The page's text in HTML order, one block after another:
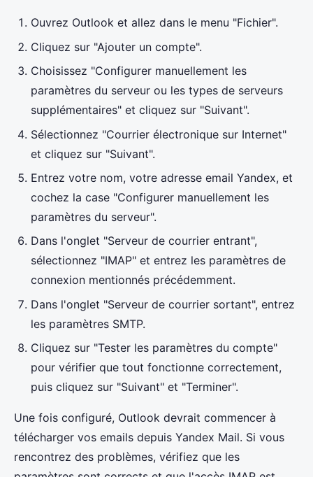
Ouvrez Outlook et allez dans le menu "Fichier".
Cliquez sur "Ajouter un compte".
Choisissez "Configurer manuellement les
paramètres du serveur ou les types de serveurs
supplémentaires" et cliquez sur "Suivant".
Sélectionnez "Courrier électronique sur Internet"
et cliquez sur "Suivant".
Entrez votre nom, votre adresse email Yandex, et
cochez la case "Configurer manuellement les
paramètres du serveur".
Dans l'onglet "Serveur de courrier entrant",
sélectionnez "IMAP" et entrez les paramètres de
connexion mentionnés précédemment.
Dans l'onglet "Serveur de courrier sortant", entrez
les paramètres SMTP.
Cliquez sur "Tester les paramètres du compte"
pour vérifier que tout fonctionne correctement,
puis cliquez sur "Suivant" et "Terminer".
Une fois configuré, Outlook devrait commencer à
télécharger vos emails depuis Yandex Mail. Si vous
rencontrez des problèmes, vérifiez que les